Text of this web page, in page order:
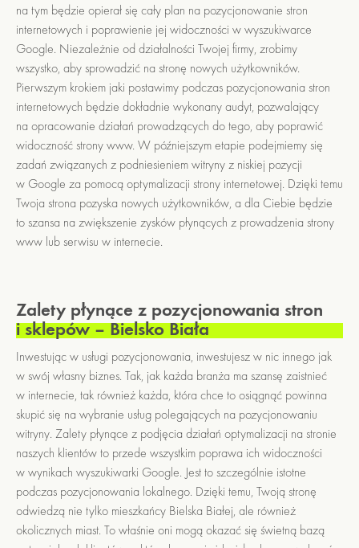
na tym będzie opierał się cały plan na pozycjonowanie stron
internetowych i poprawienie jej widoczności w wyszukiwarce
Google. Niezależnie od działalności Twojej firmy, zrobimy
wszystko, aby sprowadzić na stronę nowych użytkowników.
Pierwszym krokiem jaki postawimy podczas pozycjonowania stron
internetowych będzie dokładnie wykonany audyt, pozwalający
na opracowanie działań prowadzących do tego, aby poprawić
widoczność strony www. W późniejszym etapie podejmiemy się
zadań związanych z podniesieniem witryny z niskiej pozycji
w Google za pomocą optymalizacji strony internetowej. Dzięki temu
Twoja strona pozyska nowych użytkowników, a dla Ciebie będzie
to szansa na zwiększenie zysków płynących z prowadzenia strony
www lub serwisu w internecie.
Zalety płynące z pozycjonowania stron
i sklepów – Bielsko Biała
Inwestując w usługi pozycjonowania, inwestujesz w nic innego jak
w swój własny biznes. Tak, jak każda branża ma szansę zaistnieć
w internecie, tak również każda, która chce to osiągnąć powinna
skupić się na wybranie usług polegających na pozycjonowaniu
witryny. Zalety płynące z podjęcia działań optymalizacji na stronie
naszych klientów to przede wszystkim poprawa ich widoczności
w wynikach wyszukiwarki Google. Jest to szczególnie istotne
podczas pozycjonowania lokalnego. Dzięki temu, Twoją stronę
odwiedzą nie tylko mieszkańcy Bielska Białej, ale również
okolicznych miast. To właśnie oni mogą okazać się świetną bazą